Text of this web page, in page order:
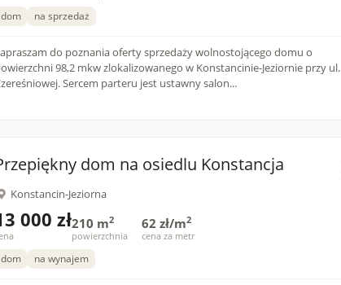
dom na sprzedaż
do poznania oferty sprzedaży wolnostojącego domu o
98,2 mkw zlokalizowanego w Konstancinie-Jeziornie przy ul.
Czereśniowej. Sercem parteru jest ustawny salon...
dom na osiedlu Konstancja
Konstancin-Jeziorna
000 zł210 m2
powierzchnia
62 zł/m2
cena za metr
dom na wynajem